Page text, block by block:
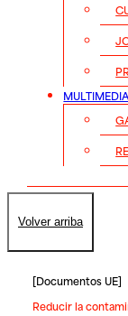
Volver arriba
[Documentos UE]
Reducir la